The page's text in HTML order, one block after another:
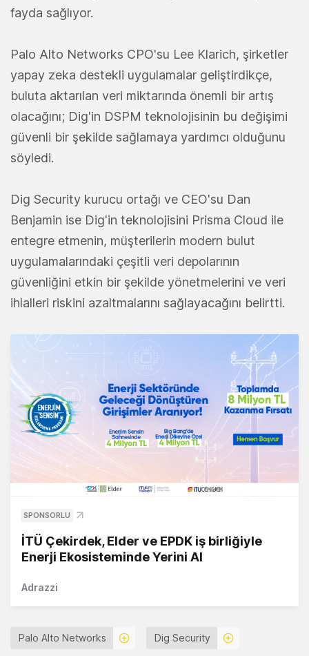
fayda sağlıyor.
Palo Alto Networks CPO'su Lee Klarich, şirketler
yapay zeka destekli uygulamalar geliştirdikçe,
buluta aktarılan veri miktarında önemli bir artış
olacağını; Dig'in DSPM teknolojisinin bu değişimi
güvenli bir şekilde sağlamaya yardımcı olduğunu
söyledi.
Dig Security kurucu ortağı ve CEO'su Dan
Benjamin ise Dig'in teknolojisini Prisma Cloud ile
entegre etmenin, müşterilerin modern bulut
uygulamalarındaki çeşitli veri depolarının
güvenliğini etkin bir şekilde yönetmelerini ve veri
ihlalleri riskini azaltmalarını sağlayacağını belirtti.
SPONSORLU
İTÜ Çekirdek, Elder ve EPDK iş birliğiyle
Enerji Ekosisteminde Yerini Al
Adrazzi
Palo Alto Networks Dig Security